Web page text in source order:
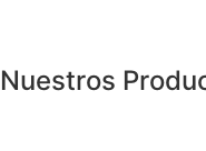
Nuestros